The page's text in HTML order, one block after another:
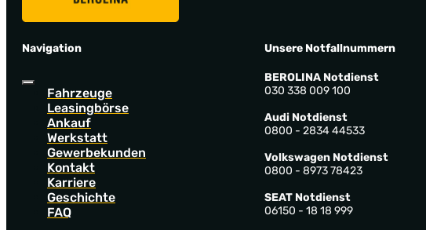
Navigation
Fahrzeuge
Leasingbörse
Ankauf
Werkstatt
Gewerbekunden
Kontakt
Karriere
Geschichte
FAQ
Unsere Notfallnummern
BEROLINA Notdienst
030 338 009 100
Audi Notdienst
0800 - 2834 44533
Volkswagen Notdienst
0800 - 8973 78423
SEAT Notdienst
06150 - 18 18 999